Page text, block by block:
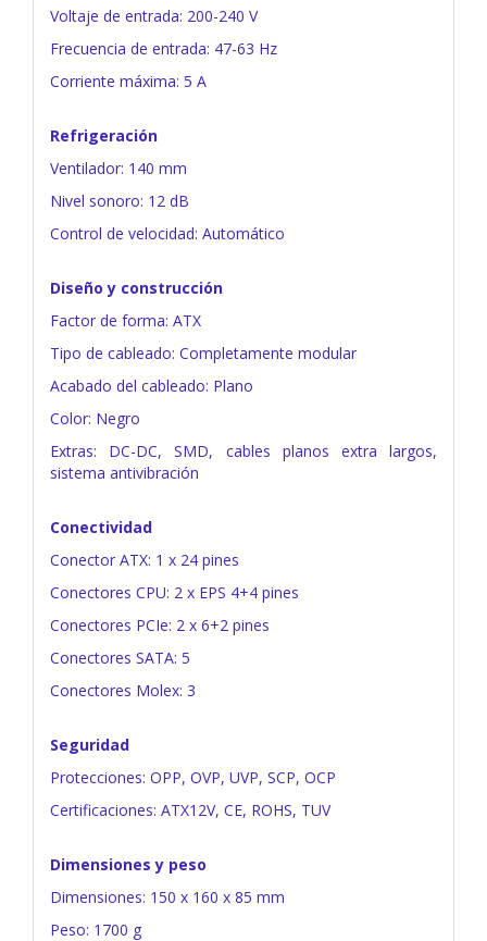
Voltaje de entrada: 200-240 V
Frecuencia de entrada: 47-63 Hz
Corriente máxima: 5 A
Refrigeración
Ventilador: 140 mm
Nivel sonoro: 12 dB
Control de velocidad: Automático
Diseño y construcción
Factor de forma: ATX
Tipo de cableado: Completamente modular
Acabado del cableado: Plano
Color: Negro
Extras: DC-DC, SMD, cables planos extra largos,
sistema antivibración
Conectividad
Conector ATX: 1 x 24 pines
Conectores CPU: 2 x EPS 4+4 pines
Conectores PCIe: 2 x 6+2 pines
Conectores SATA: 5
Conectores Molex: 3
Seguridad
Protecciones: OPP, OVP, UVP, SCP, OCP
Certificaciones: ATX12V, CE, ROHS, TUV
Dimensiones y peso
Dimensiones: 150 x 160 x 85 mm
Peso: 1700 g